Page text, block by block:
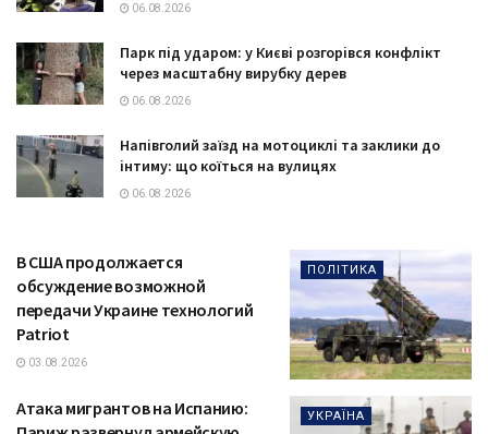
06.08.2026
Парк під ударом: у Києві розгорівся конфлікт
через масштабну вирубку дерев
06.08.2026
Напівголий заїзд на мотоциклі та заклики до
інтиму: що коїться на вулицях
06.08.2026
ПОЛІТИКА
В США продолжается
обсуждение возможной
передачи Украине технологий
Patriot
03.08.2026
УКРАЇНА
Атака мигрантов на Испанию: